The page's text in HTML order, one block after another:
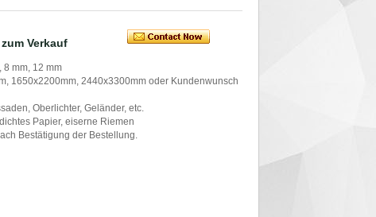
Verkauf
8 mm, 12 mm
1650x2200mm, 2440x3300mm oder Kundenwunsch
Oberlichter, Geländer, etc.
Papier, eiserne Riemen
Bestätigung der Bestellung.